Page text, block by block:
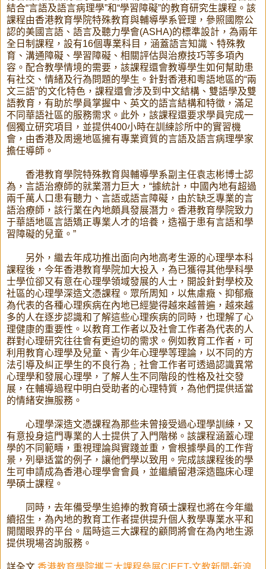
結合“言語及語言病理學”和“學習障礙”的教育研究生課程。該
課程由香港教育學院特殊教育與輔導學系管理，參照國際公
認的美國言語、語言及聽力學會(ASHA)的標準設計，為兩年
全日制課程，設有16個專業科目，涵蓋語言知識、特殊教
育、溝通障礙、學習障礙、相關評估與治療技巧等多項內
容。配合教學情境的需要，該課程還會教導學生如何幫助患
有社交、情緒及行為問題的學生。針對香港和粵語地區的“兩
文三語”的文化特色，課程還會涉及到中文結構、雙語學及雙
語教育，有助於學員掌握中、英文的語言結構和特徵，滿足
不同華語社區的服務需求。此外，該課程還要求學員完成一
個獨立研究項目，並提供400小時在訓練診所中的實習機
會，由香港及周邊地區擁有專業資質的言語及語言病理學家
擔任導師。
香港教育學院特殊教育與輔導學系副主任袁志彬博士認
為，言語治療師的就業潛力巨大，“據統計，中國內地有超過
兩千萬人口患有聽力、言語或語言障礙，由於缺乏專業的言
語治療師，該行業在內地頗具發展潛力。香港教育學院致力
于華語地區言語矯正專業人才的培養，造福于患有言語和學
習障礙的兒童。”
另外，繼去年成功推出面向內地高考生源的心理學本科
課程後，今年香港教育學院加大投入，為已獲得其他學科學
士學位卻又有意在心理學領域發展的人士，開設針對學校及
社區的心理學深造文憑課程。眾所周知，以焦慮癥、抑郁癥
為代表的各種心理疾病在內地已經變得越來越普遍，越來越
多的人在逐步認識和了解這些心理疾病的同時，也理解了心
理健康的重要性。以教育工作者以及社會工作者為代表的人
群對心理研究往往會有更迫切的需求。例如教育工作者，可
利用教育心理學及兒童、青少年心理學等理論，以不同的方
法引導及糾正學生的不良行為﹔社會工作者可透過認識異常
心理學和發展心理學，了解人生不同階段的性格及社交發
展，在輔導過程中明白受助者的心理特質，為他們提供适當
的情緒安撫服務。
心理學深造文憑課程為那些未曾接受過心理學訓練，又
有意投身這門專業的人士提供了入門階梯。該課程涵蓋心理
學的不同範疇，重視理論與實踐並重，會根據學員的工作背
景，列舉适當的例子，讓他們學以致用。完成該課程後的學
生可申請成為香港心理學會會員，並繼續留港深造臨床心理
學碩士課程。
同時，去年備受學生追捧的教育碩士課程也將在今年繼
續招生，為內地的教育工作者提供提升個人教學專業水平和
開闊眼界的平台。屆時這三大課程的顧問將會在為內地生源
提供現場咨詢服務。